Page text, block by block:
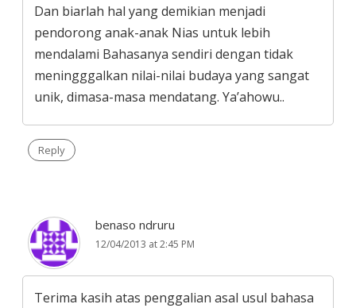
Dan biarlah hal yang demikian menjadi
pendorong anak-anak Nias untuk lebih
mendalami Bahasanya sendiri dengan tidak
meningggalkan nilai-nilai budaya yang sangat
unik, dimasa-masa mendatang. Ya’ahowu..
Reply
benaso ndruru
12/04/2013 at 2:45 PM
Terima kasih atas penggalian asal usul bahasa